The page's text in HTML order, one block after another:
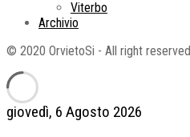
giovedì, 6 Agosto 2026
Viterbo
Archivio
© 2020 OrvietoSi - All right reserved